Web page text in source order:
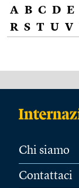
A B C D E
R S T U V
Chi siamo
Contattaci